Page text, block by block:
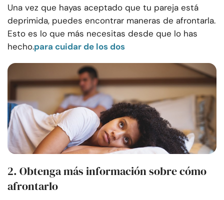
Una vez que hayas aceptado que tu pareja está
deprimida, puedes encontrar maneras de afrontarla.
Esto es lo que más necesitas desde que lo has
hecho.para cuidar de los dos
2. Obtenga más información sobre cómo
afrontarlo